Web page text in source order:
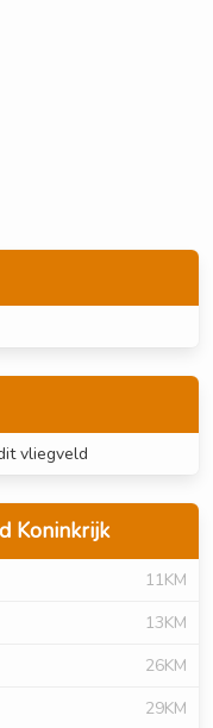
vliegveld
Koninkrijk
11KM
13KM
26KM
29KM